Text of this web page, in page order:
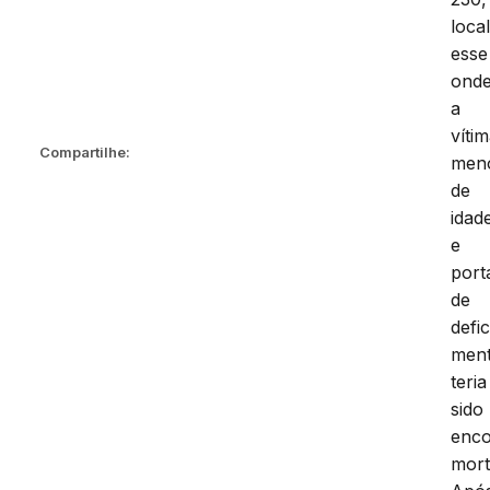
Compartilhe:
local
esse
a
de
e
de
teria
sido